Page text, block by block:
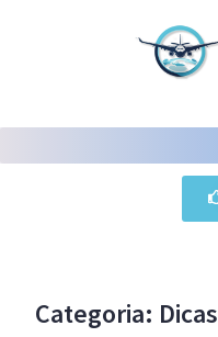
Categoria: Dicas